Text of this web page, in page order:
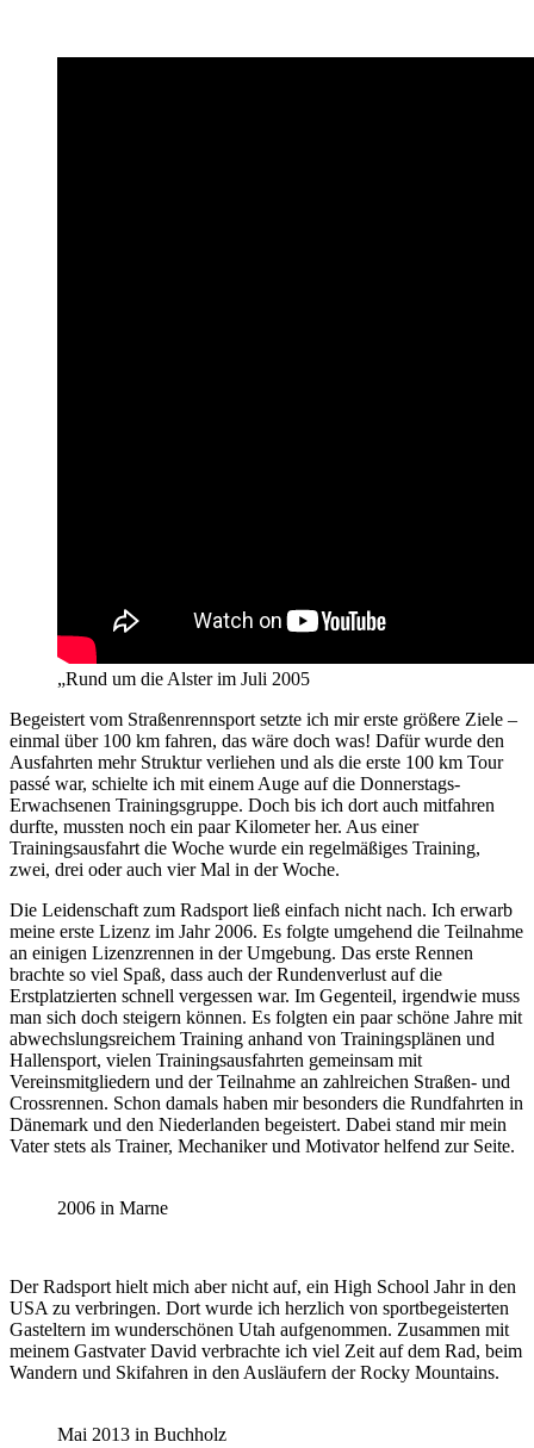
„Rund um die Alster im Juli 2005
Begeistert vom Straßenrennsport setzte ich mir erste größere Ziele –
einmal über 100 km fahren, das wäre doch was! Dafür wurde den
Ausfahrten mehr Struktur verliehen und als die erste 100 km Tour
passé war, schielte ich mit einem Auge auf die Donnerstags-
Erwachsenen Trainingsgruppe. Doch bis ich dort auch mitfahren
durfte, mussten noch ein paar Kilometer her. Aus einer
Trainingsausfahrt die Woche wurde ein regelmäßiges Training,
zwei, drei oder auch vier Mal in der Woche.
Die Leidenschaft zum Radsport ließ einfach nicht nach. Ich erwarb
meine erste Lizenz im Jahr 2006. Es folgte umgehend die Teilnahme
an einigen Lizenzrennen in der Umgebung. Das erste Rennen
brachte so viel Spaß, dass auch der Rundenverlust auf die
Erstplatzierten schnell vergessen war. Im Gegenteil, irgendwie muss
man sich doch steigern können. Es folgten ein paar schöne Jahre mit
abwechslungsreichem Training anhand von Trainingsplänen und
Hallensport, vielen Trainingsausfahrten gemeinsam mit
Vereinsmitgliedern und der Teilnahme an zahlreichen Straßen- und
Crossrennen. Schon damals haben mir besonders die Rundfahrten in
Dänemark und den Niederlanden begeistert. Dabei stand mir mein
Vater stets als Trainer, Mechaniker und Motivator helfend zur Seite.
2006 in Marne
Der Radsport hielt mich aber nicht auf, ein High School Jahr in den
USA zu verbringen. Dort wurde ich herzlich von sportbegeisterten
Gasteltern im wunderschönen Utah aufgenommen. Zusammen mit
meinem Gastvater David verbrachte ich viel Zeit auf dem Rad, beim
Wandern und Skifahren in den Ausläufern der Rocky Mountains.
Mai 2013 in Buchholz